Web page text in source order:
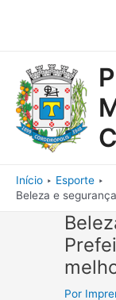
Início
Esporte
Beleza e
Por